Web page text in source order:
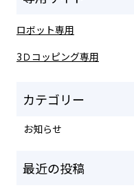
ロボット専用
3Ｄコッピング専用
お知らせ